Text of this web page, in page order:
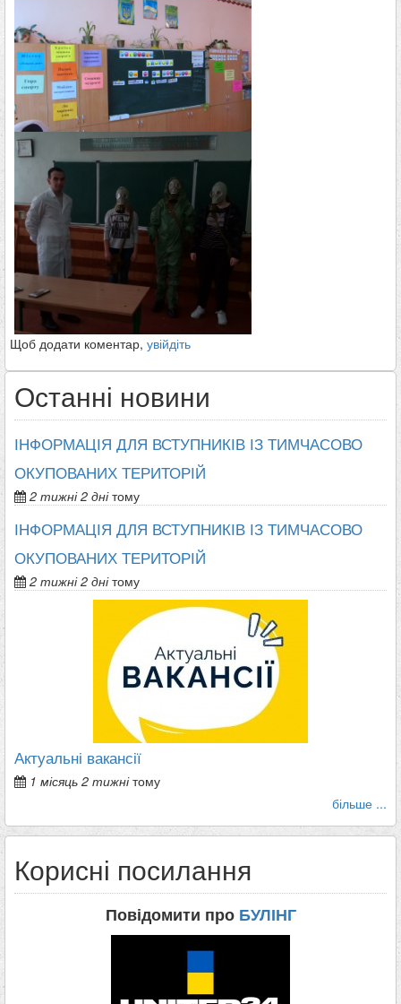
Щоб додати коментар, увійдіть
Останні новини
ІНФОРМАЦІЯ ДЛЯ ВСТУПНИКІВ ІЗ ТИМЧАСОВО
ОКУПОВАНИХ ТЕРИТОРІЙ
2 тижні 2 днітому
ІНФОРМАЦІЯ ДЛЯ ВСТУПНИКІВ ІЗ ТИМЧАСОВО
ОКУПОВАНИХ ТЕРИТОРІЙ
2 тижні 2 днітому
Актуальні вакансії
1 місяць 2 тижнітому
більше ...
Корисні посилання
Повідомити про БУЛІНГ